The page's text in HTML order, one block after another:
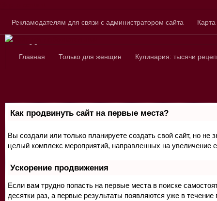
Рекламодателям для связи с администратором сайта
Сайт для
Главная Только для женщин Кулинария: тысячи
Как продвинуть сайт на первые места?
Вы создали или только планируете создать свой сайт, но не
целый комплекс мероприятий, направленных на увеличение
Ускорение продвижения
Если вам трудно попасть на первые места в поиске
десятки раз, а первые результаты появляются уже в